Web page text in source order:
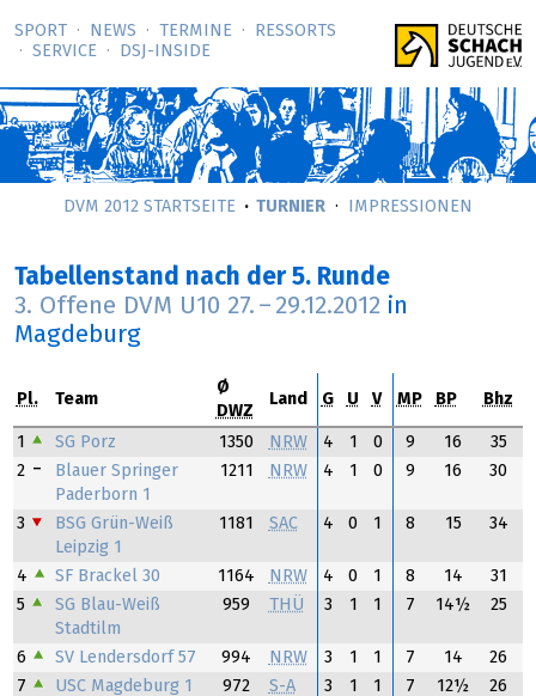
SPORT NEWS TERMINE
RESSORTS
SERVICE
DSJ-­INSIDE
DVM 2012 STARTSEITE TURNIER IMPRESSIONEN
Tabellenstand nach der 5. Runde
3. Offene DVM U10 27. – 29.12.2012 in
Magdeburg
Pl. Team
Ø
DWZ
Land G U V MP BP Bhz
1 SG Porz 1350 NRW 4 1 0 9 16
35
2
Blauer Springer
Paderborn 1
1211 NRW 4 1 0 9 16 30
3
BSG Grün-Weiß
Leipzig 1
1181 SAC 4 0 1 8 15 34
4 SF Brackel 30 1164 NRW 4 0 1 8 14
31
5
SG Blau-Weiß
Stadtilm
959 THÜ 3 1 1 7 14½ 25
6 SV Lendersdorf 57 994 NRW 3 1 1 7 14
26
7
USC Magdeburg 1 972 S-A 3 1 1 7 12½
26